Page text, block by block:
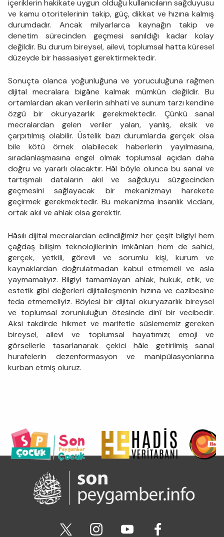
içeriklerin hakikate uygun olduğu kullanıcıların sağduyusu
ve kamu otoritelerinin takip, güç, dikkat ve hızına kalmış
durumdadır. Ancak milyarlarca kaynağın takip ve
denetim sürecinden geçmesi sanıldığı kadar kolay
değildir. Bu durum bireysel, ailevi, toplumsal hatta küresel
düzeyde bir hassasiyet gerektirmektedir.
Sonuçta olanca yoğunluğuna ve yoruculuğuna rağmen
dijital mecralara bigâne kalmak mümkün değildir. Bu
ortamlardan akan verilerin sıhhati ve sunum tarzı kendine
özgü bir okuryazarlık gerekmektedir. Çünkü sanal
mecralardan gelen veriler yalan, yanlış, eksik ve
çarpıtılmış olabilir. Üstelik bazı durumlarda gerçek olsa
bile kötü örnek olabilecek haberlerin yayılmasına,
sıradanlaşmasına engel olmak toplumsal açıdan daha
doğru ve yararlı olacaktır. Hâl böyle olunca bu sanal ve
tartışmalı dataların akıl ve sağduyu süzgecinden
geçmesini sağlayacak bir mekanizmayı harekete
geçirmek gerekmektedir. Bu mekanizma insanlık vicdanı,
ortak akıl ve ahlak olsa gerektir.
Hâsılı dijital mecralardan edindiğimiz her çeşit bilgiyi hem
çağdaş bilişim teknolojilerinin imkânları hem de sahici,
gerçek, yetkili, görevli ve sorumlu kişi, kurum ve
kaynaklardan doğrulatmadan kabul etmemeli ve asla
yaymamalıyız. Bilgiyi tamamlayan ahlak, hukuk, etik, ve
estetik gibi değerleri dijitalleşmenin hızına ve cazibesine
feda etmemeliyiz. Böylesi bir dijital okuryazarlık bireysel
ve toplumsal zorunluluğun ötesinde dinî bir vecibedir.
Aksi takdirde hikmet ve marifetle süslememiz gereken
bireysel, ailevi ve toplumsal hayatımızı; emoji ve
görsellerle tasarlanarak çekici hâle getirilmiş sanal
hurafelerin dezenformasyon ve manipülasyonlarına
kurban etmiş oluruz.